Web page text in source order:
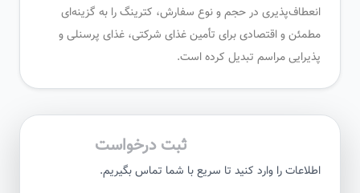
انعطاف‌پذیری در حجم و نوع سفارش، کترینگ را به گزینه‌ای
مطمئن و اقتصادی برای تأمین غذای شرکتی، غذای پرسنلی و
پذیرایی مراسم تبدیل کرده است.
ثبت درخواست
اطلاعات را وارد کنید تا سریع با شما تماس بگیریم.